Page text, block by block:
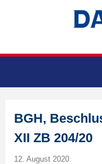
BGH,
XII ZB 204/20
12. August 2020